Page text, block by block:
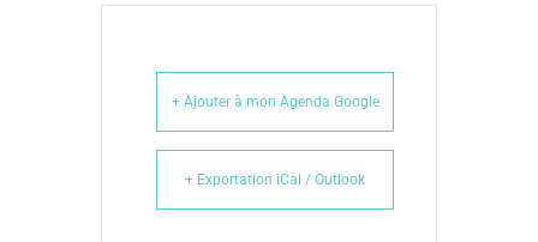
+ Ajouter à mon Agenda Google
+ Exportation iCal / Outlook